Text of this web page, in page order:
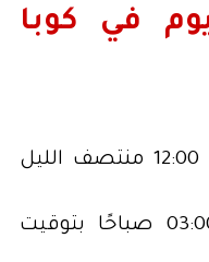
في كوبا
: 12:00 منتصف الليل
: 03:00 صباحًا بتوقيت